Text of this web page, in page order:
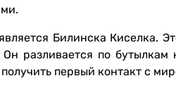
Билинска Киселка.
разливается по бутылкам
первый контакт с